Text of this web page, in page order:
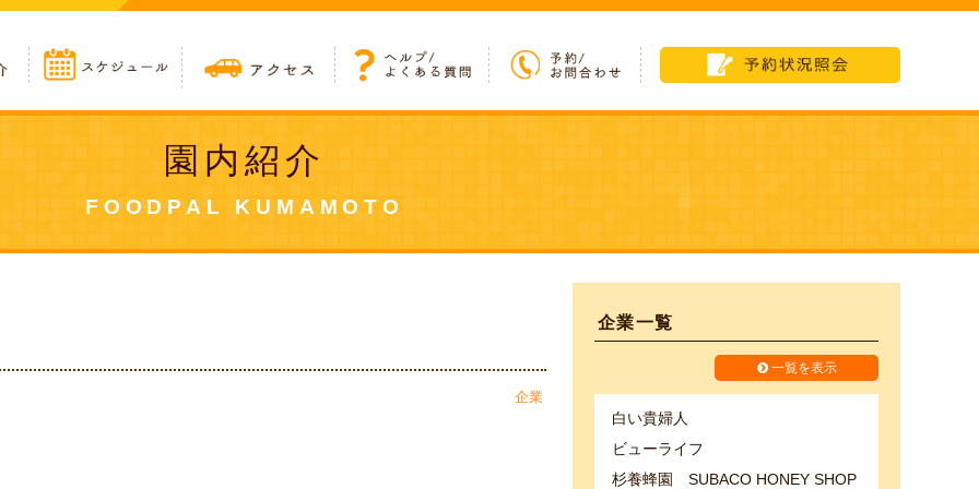
園内紹介
FOODPAL KUMAMOTO
企業
企業一覧
一覧を表示
白い貴婦人
ビューライフ
杉養蜂園 SUBACO HONEY SHOP